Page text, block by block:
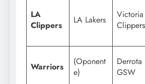
LA
Clippers
LA Lakers
Victoria
Clippers
Warriors
(Oponent
e)
Derrota
GSW